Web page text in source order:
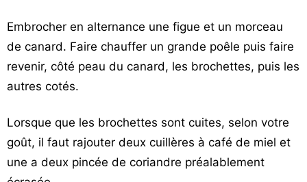
Embrocher en alternance une figue et un morceau
de canard. Faire chauffer un grande poêle puis faire
revenir, côté peau du canard, les brochettes, puis les
autres cotés.
Lorsque que les brochettes sont cuites, selon votre
goût, il faut rajouter deux cuillères à café de miel et
une a deux pincée de coriandre préalablement